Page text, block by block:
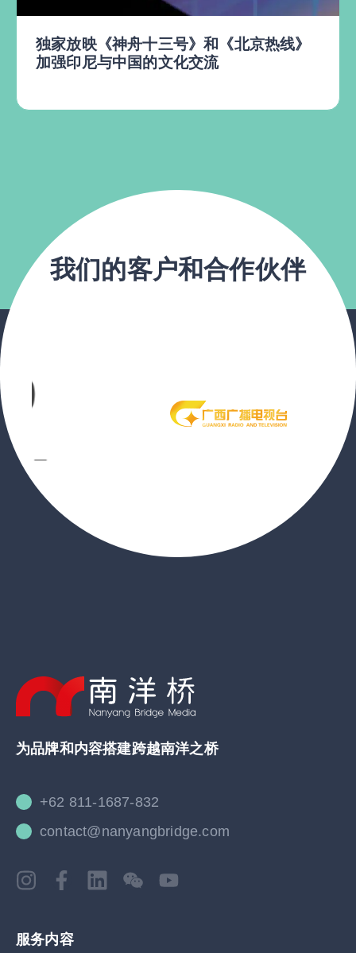
独家放映《神舟十三号》和《北京热线》
加强印尼与中国的文化交流
我们的客户和合作伙伴
为品牌和内容搭建跨越南洋之桥
+62 811-1687-832
contact@nanyangbridge.com
服务内容